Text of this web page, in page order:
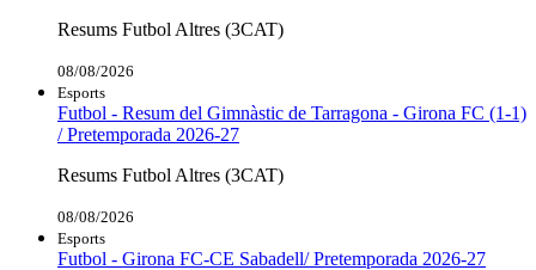
Resums Futbol Altres (3CAT)
08/08/2026
Esports
Futbol - Resum del Gimnàstic de Tarragona - Girona FC (1-1)
/ Pretemporada 2026-27
Resums Futbol Altres (3CAT)
08/08/2026
Esports
Futbol - Girona FC-CE Sabadell/ Pretemporada 2026-27